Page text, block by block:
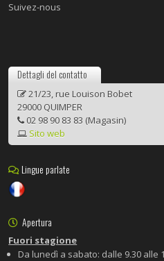
Suivez-nous
Dettagli del contatto
21/23, rue Louison Bobet
29000 QUIMPER
02 98 90 83 83 (Magasin)
Sito web
Lingue parlate
Apertura
Fuori stagione
Da lunedì a sabato: dalle 9.30 alle